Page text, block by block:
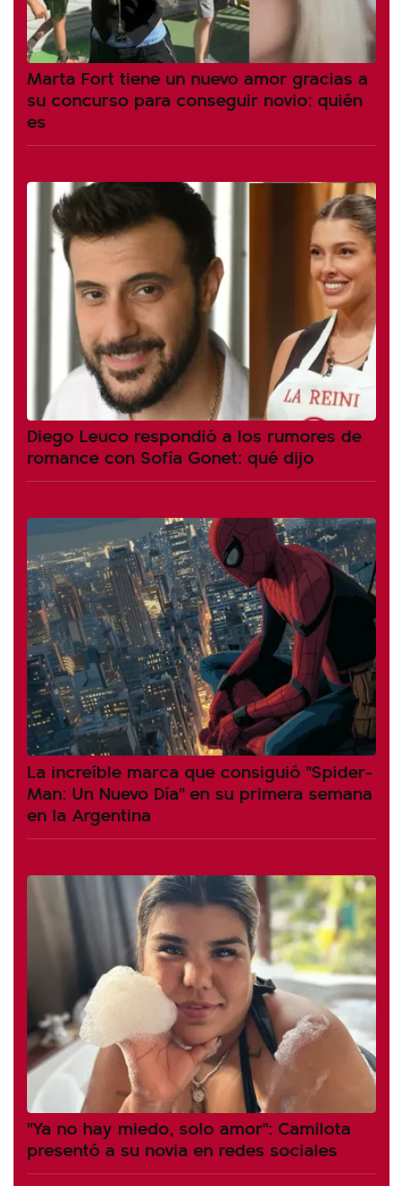
Marta Fort tiene un nuevo amor gracias a
su concurso para conseguir novio: quién
es
Diego Leuco respondió a los rumores de
romance con Sofía Gonet: qué dijo
La increíble marca que consiguió "Spider-
Man: Un Nuevo Día" en su primera semana
en la Argentina
"Ya no hay miedo, solo amor": Camilota
presentó a su novia en redes sociales